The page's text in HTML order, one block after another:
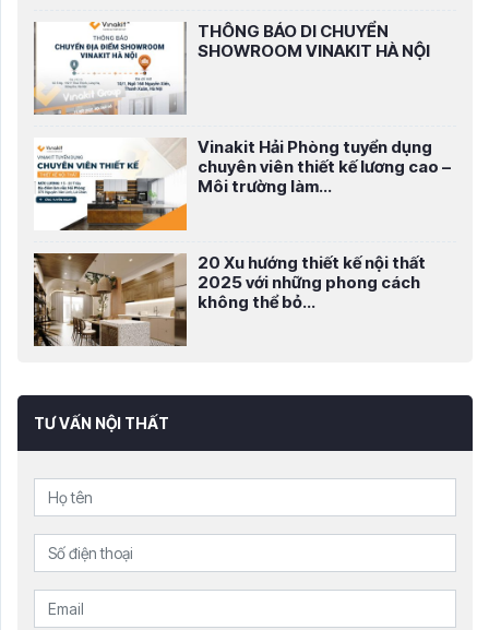
THÔNG BÁO DI CHUYỂN
SHOWROOM VINAKIT HÀ NỘI
Vinakit Hải Phòng tuyển dụng
chuyên viên thiết kế lương cao –
Môi trường làm...
20 Xu hướng thiết kế nội thất
2025 với những phong cách
không thể bỏ...
TƯ VẤN NỘI THẤT